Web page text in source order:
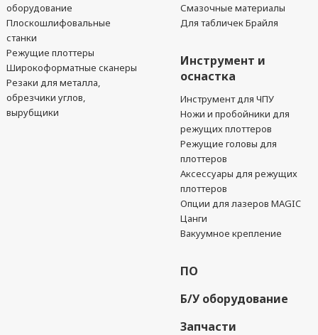
оборудование
Плоскошлифовальные
станки
Режущие плоттеры
Широкоформатные сканеры
Резаки для металла,
обрезчики углов,
вырубщики
Смазочные материалы
Для табличек Брайля
Инструмент и
оснастка
Инструмент для ЧПУ
Ножи и пробойники для
режущих плоттеров
Режущие головы для
плоттеров
Аксессуары для режущих
плоттеров
Опции для лазеров MAGIC
Цанги
Вакуумное крепление
ПО
Б/У оборудование
Запчасти